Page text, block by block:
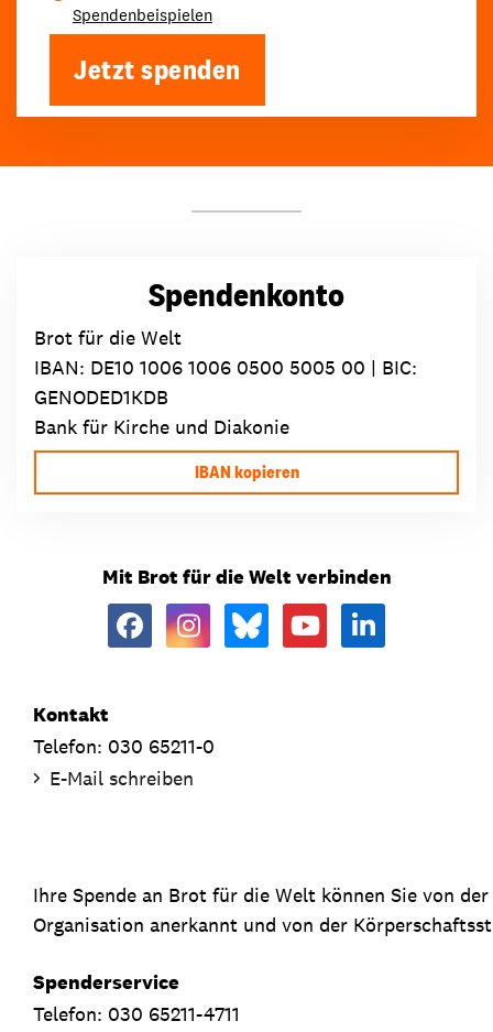
Spendenbeispielen
Jetzt spenden
Spendenkonto
Brot für die Welt
IBAN: DE10 1006 1006 0500 5005 00 | BIC:
GENODED1KDB
Bank für Kirche und Diakonie
IBAN kopieren
Mit Brot für die Welt verbinden
Kontakt
Telefon: 030 65211-0
E-Mail schreiben
Ihre Spende an Brot für die Welt können Sie von
Organisation anerkannt und von der
Spenderservice
Telefon: 030 65211-4711